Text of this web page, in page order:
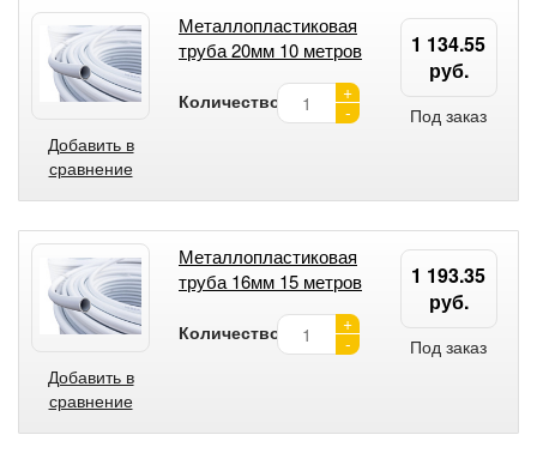
Добавить в
сравнение
Металлопластиковая
труба 20мм 10 метров
Количество:
+
-
1 134.55
руб.
Под заказ
Добавить в
сравнение
Металлопластиковая
труба 16мм 15 метров
Количество:
+
-
1 193.35
руб.
Под заказ